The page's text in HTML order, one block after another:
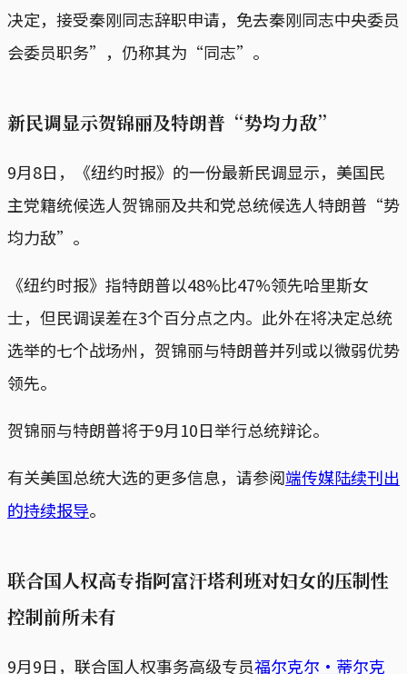
决定，接受秦刚同志辞职申请，免去秦刚同志中央委员
会委员职务”，仍称其为“同志”。
新民调显示贺锦丽及特朗普“势均力敌”
9月8日，《纽约时报》的一份最新民调显示，美国民
主党籍统候选人贺锦丽及共和党总统候选人特朗普“势
均力敌”。
《纽约时报》指特朗普以48%比47%领先哈里斯女
士，但民调误差在3个百分点之内。此外在将决定总统
选举的七个战场州，贺锦丽与特朗普并列或以微弱优势
领先。
贺锦丽与特朗普将于9月10日举行总统辩论。
有关美国总统大选的更多信息，请参阅端传媒陆续刊出
的持续报导。
联合国人权高专指阿富汗塔利班对妇女的压制性
控制前所未有
9月9日，联合国人权事务高级专员福尔克尔·蒂尔克